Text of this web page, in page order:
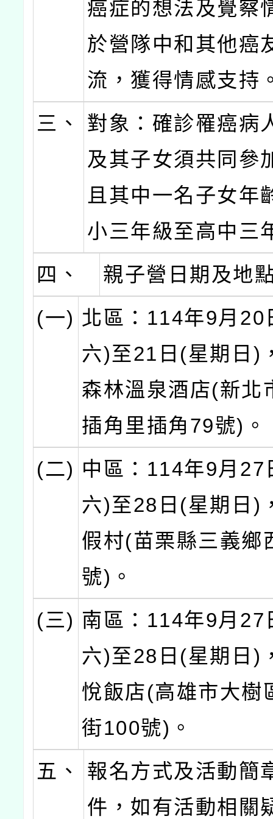
癌症的想法及覺察
於營隊中和其他癌
流，獲得情感支持
三、
對象：確診罹癌病
及其子女須共同參
且其中一名子女年
小三年級至高中三
四、
親子營日期及地
(一) 北區：114年9月20
六)至21日(星期日)
森林溫泉酒店(新北
插角里插角79號)。
(二) 中區：114年9月27
六)至28日(星期日)
假村(苗栗縣三義鄉
號)。
(三) 南區：114年9月27
六)至28日(星期日)
悅飯店(高雄市大樹
街100號)。
五、
報名方式及活動簡
件，如有活動相關